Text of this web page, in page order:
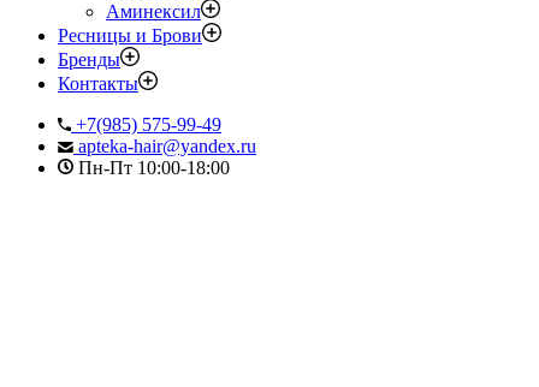
Аминексил
Ресницы и Брови
Бренды
Контакты
+7(985) 575-99-49
apteka-hair@yandex.ru
Пн-Пт 10:00-18:00